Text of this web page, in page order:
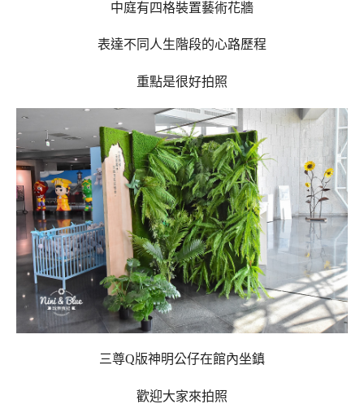
中庭有四格裝置藝術花牆
表達不同人生階段的心路歷程
重點是很好拍照
三尊Q版神明公仔在館內坐鎮
歡迎大家來拍照